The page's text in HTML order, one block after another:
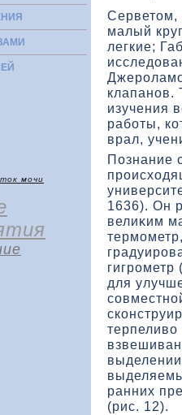
мочи
Серветοм,
малый
легкие;
клапанов.
изучения
работы,
врал,
Познание
1636). Он
велиκим
для
ранних
(рис. 12).